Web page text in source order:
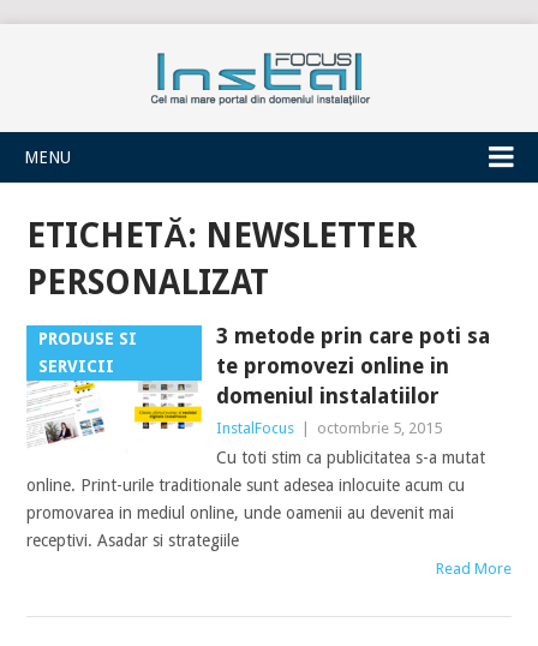
INSTALFOCUS
MENU
ETICHETĂ: NEWSLETTER
PERSONALIZAT
PRODUSE SI
SERVICII
3 metode prin care poti sa
te promovezi online in
domeniul instalatiilor
InstalFocus octombrie 5, 2015
Cu toti stim ca publicitatea s-a mutat
online. Print-urile traditionale sunt adesea inlocuite acum cu
promovarea in mediul online, unde oamenii au devenit mai
receptivi. Asadar si strategiile
Read More